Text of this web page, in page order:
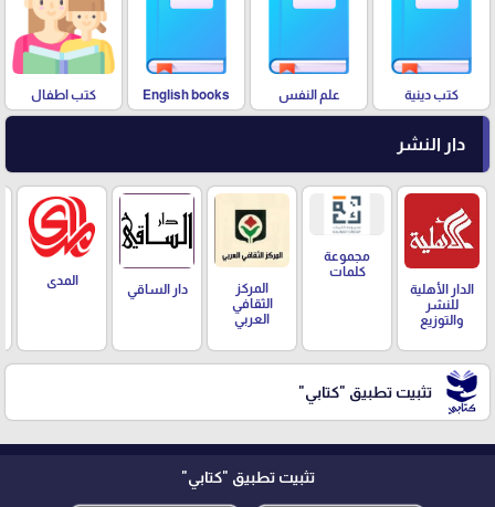
كتب دينية علم النفس English books كتب اطفال
دار النشر
الدار الأهلية
للنشر
والتوزيع
مجموعة
كلمات
المركز
الثقافي
العربي
دار الساقي
المدى
تثبيت تطبيق "كتابي"
تثبيت تطبيق "كتابي"